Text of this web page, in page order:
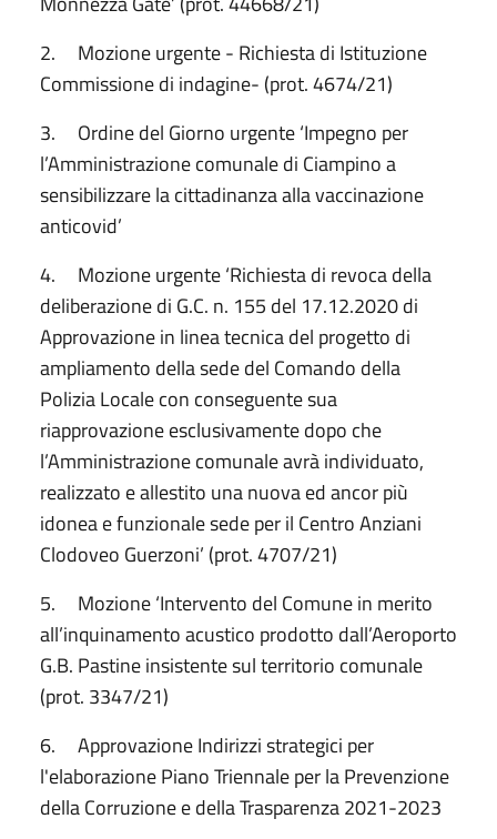
2. Mozione urgente - Richiesta di Istituzione
Commissione di indagine- (prot. 4674/21)
3. Ordine del Giorno urgente ‘Impegno per
l’Amministrazione comunale di Ciampino a
sensibilizzare la cittadinanza alla vaccinazione
anticovid’
4. Mozione urgente ‘Richiesta di revoca della
deliberazione di G.C. n. 155 del 17.12.2020 di
Approvazione in linea tecnica del progetto di
ampliamento della sede del Comando della
Polizia Locale con conseguente sua
riapprovazione esclusivamente dopo che
l’Amministrazione comunale avrà individuato,
realizzato e allestito una nuova ed ancor più
idonea e funzionale sede per il Centro Anziani
Clodoveo Guerzoni’ (prot. 4707/21)
5. Mozione ‘Intervento del Comune in merito
all’inquinamento acustico prodotto dall’Aeroporto
G.B. Pastine insistente sul territorio comunale
(prot. 3347/21)
6. Approvazione Indirizzi strategici per
l'elaborazione Piano Triennale per la Prevenzione
della Corruzione e della Trasparenza 2021-2023